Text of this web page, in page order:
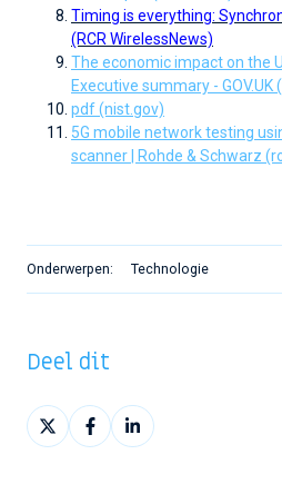
Timing is everything:
(RCR WirelessNews)
The economic impact on the
Executive summary - GOV.UK
pdf (nist.gov)
5G mobile network testing
scanner | Rohde & Schwarz
Onderwerpen: Technologie
Deel dit
Deel
op
Deel
op
Deel
op